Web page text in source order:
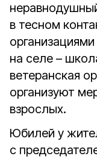
в тесном
на селе –
ветеранская
организуют
взрослых.
Юбилей у
с